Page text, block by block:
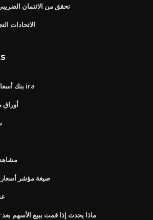
تحقق من الائتمان
الاتحادات
بنك أسعار السوق المالية الأمريكية ira
أوراق
صيغة مؤشر
ماذا يحدث إذا قمت ببيع الأسهم بعد